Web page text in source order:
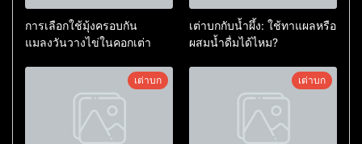
การเลือกใช้มุ้งครอบกัน
แมลงวันวางไข่ในคอกเต่า
เต่าบกกับน้ำผึ้ง: ใช้ทาแผลหรือ
ผสมน้ำดื่มได้ไหม?
เต่าบก เต่าบก